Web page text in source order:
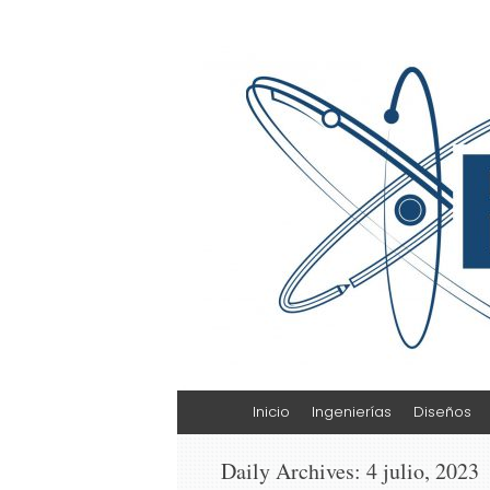
Escuela de
ESCAT
to
Inicio Ingenierías Diseños
Daily Archives: 4 julio, 2023